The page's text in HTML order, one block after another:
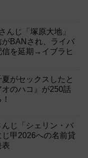
んじ「塚原大地」
BANされ、ライバ
信を延期→イブラヒ
夏がセックスしたと
のハコ』が250話
んじ「シェリン・バ
甲2026への名前貸
表